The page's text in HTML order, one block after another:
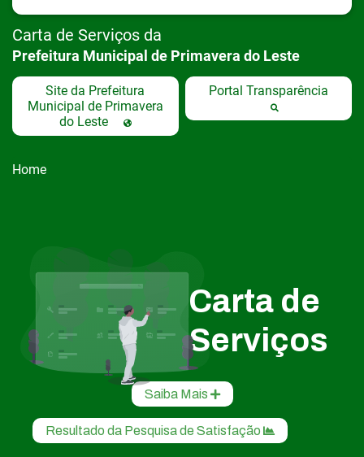
Carta de Serviços da
Prefeitura Municipal de Primavera do Leste
Site da Prefeitura
Municipal de Primavera
do Leste
Portal Transparência
Home
Carta de
Serviços
Saiba Mais
Resultado da Pesquisa de Satisfação